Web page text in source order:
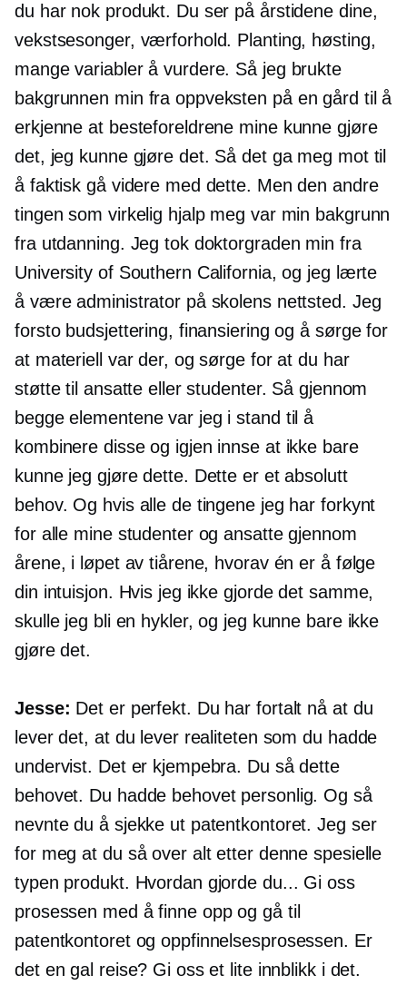
du har nok produkt. Du ser på årstidene dine,
vekstsesonger, værforhold. Planting, høsting,
mange variabler å vurdere. Så jeg brukte
bakgrunnen min fra oppveksten på en gård til å
erkjenne at besteforeldrene mine kunne gjøre
det, jeg kunne gjøre det. Så det ga meg mot til
å faktisk gå videre med dette. Men den andre
tingen som virkelig hjalp meg var min bakgrunn
fra utdanning. Jeg tok doktorgraden min fra
University of Southern California, og jeg lærte
å være administrator på skolens nettsted. Jeg
forsto budsjettering, finansiering og å sørge for
at materiell var der, og sørge for at du har
støtte til ansatte eller studenter. Så gjennom
begge elementene var jeg i stand til å
kombinere disse og igjen innse at ikke bare
kunne jeg gjøre dette. Dette er et absolutt
behov. Og hvis alle de tingene jeg har forkynt
for alle mine studenter og ansatte gjennom
årene, i løpet av tiårene, hvorav én er å følge
din intuisjon. Hvis jeg ikke gjorde det samme,
skulle jeg bli en hykler, og jeg kunne bare ikke
gjøre det.
Jesse: Det er perfekt. Du har fortalt nå at du
lever det, at du lever realiteten som du hadde
undervist. Det er kjempebra. Du så dette
behovet. Du hadde behovet personlig. Og så
nevnte du å sjekke ut patentkontoret. Jeg ser
for meg at du så over alt etter denne spesielle
typen produkt. Hvordan gjorde du... Gi oss
prosessen med å finne opp og gå til
patentkontoret og oppfinnelsesprosessen. Er
det en gal reise? Gi oss et lite innblikk i det.